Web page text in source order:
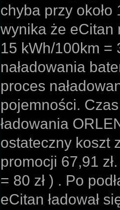
chyba przy
wynika że eCitan
15 kWh/100km =
naładowania
proces
pojemności.
ładowania
ostateczny koszt
promocji 67,91
= 80 zł ) . Po
eCitan ładował